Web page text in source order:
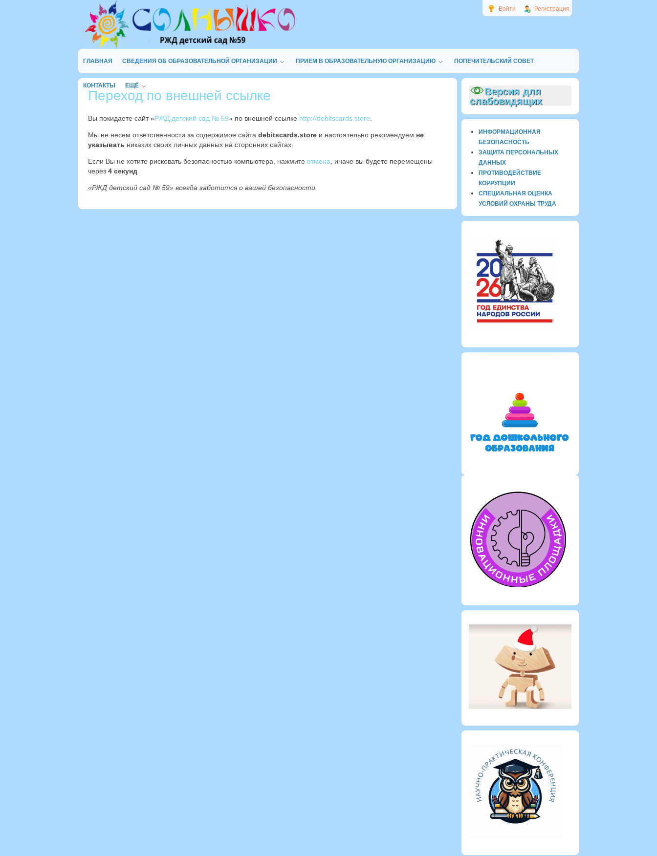
Войти Регистрация
ГЛАВНАЯ СВЕДЕНИЯ ОБ ОБРАЗОВАТЕЛЬНОЙ ОРГАНИЗАЦИИ ПРИЕМ В ОБРАЗОВАТЕЛЬНУЮ ОРГАНИЗАЦИЮ ПОПЕЧИТЕЛЬСКИЙ СОВЕТ
КОНТАКТЫ ЕЩЁ
Переход по внешней ссылке
Вы покидаете сайт «РЖД детский сад № 59» по внешней ссылке http://debitscards.store
Мы не несем ответственности за содержимое сайта debitscards.store и настоятельно рекомендуем не
указывать никаких своих личных данных на сторонних сайтах.
Если Вы не хотите рисковать безопасностью компьютера, нажмите отмена , иначе вы будете перемещены
через 3 секунд
«РЖД детский сад № 59» всегда заботится о вашей безопасности.
Версия для
слабовидящих
ИНФОРМАЦИОННАЯ
БЕЗОПАСНОСТЬ
ЗАЩИТА ПЕРСОНАЛЬНЫХ
ДАННЫХ
ПРОТИВОДЕЙСТВИЕ
КОРРУПЦИИ
СПЕЦИАЛЬНАЯ ОЦЕНКА
УСЛОВИЙ ОХРАНЫ ТРУДА